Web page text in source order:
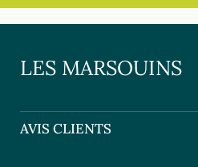
LES MARSOUINS
AVIS CLIENTS